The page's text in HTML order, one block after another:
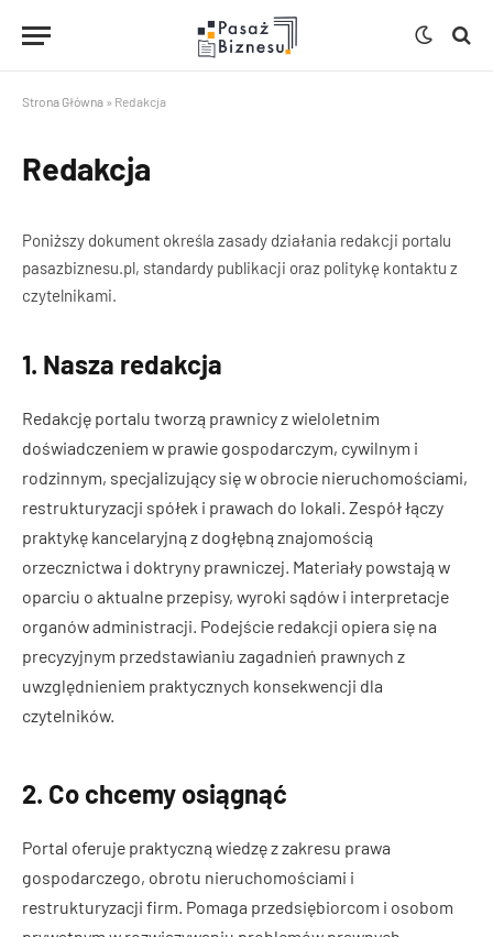
Strona Główna » Redakcja
Redakcja
Poniższy dokument określa zasady działania redakcji portalu
pasazbiznesu.pl, standardy publikacji oraz politykę kontaktu z
czytelnikami.
1. Nasza redakcja
Redakcję portalu tworzą prawnicy z wieloletnim
doświadczeniem w prawie gospodarczym, cywilnym i
rodzinnym, specjalizujący się w obrocie nieruchomościami,
restrukturyzacji spółek i prawach do lokali. Zespół łączy
praktykę kancelaryjną z dogłębną znajomością
orzecznictwa i doktryny prawniczej. Materiały powstają w
oparciu o aktualne przepisy, wyroki sądów i interpretacje
organów administracji. Podejście redakcji opiera się na
precyzyjnym przedstawianiu zagadnień prawnych z
uwzględnieniem praktycznych konsekwencji dla
czytelników.
2. Co chcemy osiągnąć
Portal oferuje praktyczną wiedzę z zakresu prawa
gospodarczego, obrotu nieruchomościami i
restrukturyzacji firm. Pomaga przedsiębiorcom i osobom